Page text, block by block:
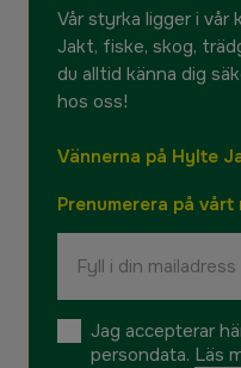
Vår styrka ligger i vår
Jakt, fiske, skog,
du alltid känna dig
hos oss!
Vännerna på Hylte
Prenumerera på
Jag accepterar
persondata. Läs